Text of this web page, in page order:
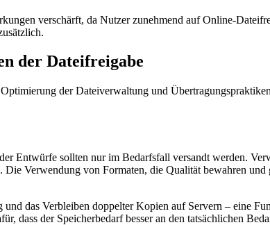
verschärft, da Nutzer zunehmend auf Online-
der Dateifreigabe
der Dateiverwaltung und
Entwürfe sollten nur im Bedarfsfall versandt werden.
Verwendung von Formaten, die Qualität bewahren
das Verbleiben doppelter Kopien auf Servern – eine
dass der Speicherbedarf besser an den tatsächlichen